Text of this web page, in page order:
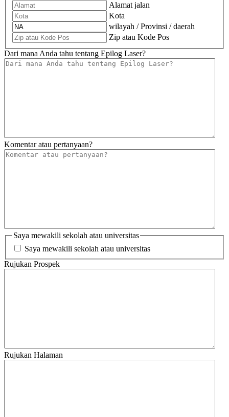
Alamat jalan
Kota
wilayah / Provinsi / daerah
Zip atau Kode Pos
Dari mana Anda tahu tentang Epilog Laser?
Komentar atau pertanyaan?
Saya mewakili sekolah atau universitas
Saya mewakili sekolah atau universitas
Rujukan Prospek
Rujukan Halaman